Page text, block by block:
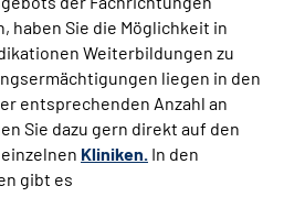
haben Sie die Möglichkeit in
Weiterbildungen zu
liegen in den
entsprechenden Anzahl an
Sie dazu gern direkt auf den
Kliniken. In den
gibt es